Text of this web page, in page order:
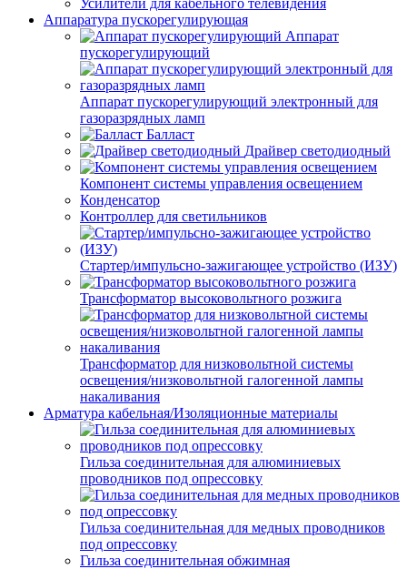
Усилители для кабельного телевидения
Аппаратура пускорегулирующая
Аппарат
пускорегулирующий
Аппарат пускорегулирующий электронный для
газоразрядных ламп
Балласт
Драйвер светодиодный
Компонент системы управления освещением
Конденсатор
Контроллер для светильников
Стартер/импульсно-зажигающее устройство (ИЗУ)
Трансформатор высоковольтного розжига
Трансформатор для низковольтной системы
освещения/низковольтной галогенной лампы
накаливания
Арматура кабельная/Изоляционные материалы
Гильза соединительная для алюминиевых
проводников под опрессовку
Гильза соединительная для медных проводников
под опрессовку
Гильза соединительная обжимная